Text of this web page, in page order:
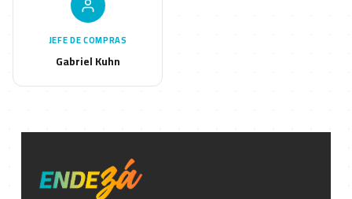
JEFE DE COMPRAS
Gabriel Kuhn